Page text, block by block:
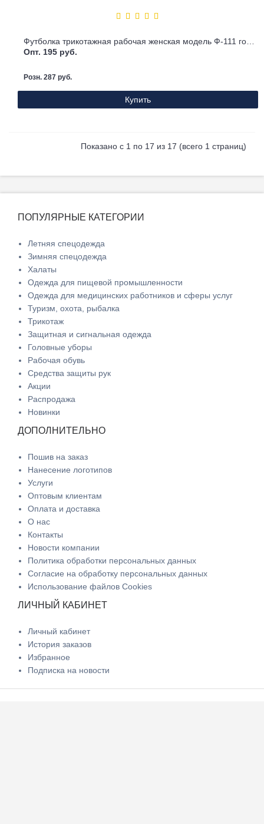
Опт. 195 руб.
Розн. 287 руб.
Купить
Показано с 1 по 17 из 17 (всего 1 страниц)
ПОПУЛЯРНЫЕ КАТЕГОРИИ
Летняя спецодежда
Зимняя спецодежда
Халаты
Одежда для пищевой промышленности
Одежда для медицинских работников и сферы услуг
Туризм, охота, рыбалка
Трикотаж
Защитная и сигнальная одежда
Головные уборы
Рабочая обувь
Средства защиты рук
Акции
Распродажа
Новинки
ДОПОЛНИТЕЛЬНО
Пошив на заказ
Нанесение логотипов
Услуги
Оптовым клиентам
Оплата и доставка
О нас
Контакты
Новости компании
Политика обработки персональных данных
Согласие на обработку персональных данных
Использование файлов Cookies
ЛИЧНЫЙ КАБИНЕТ
Личный кабинет
История заказов
Избранное
Подписка на новости